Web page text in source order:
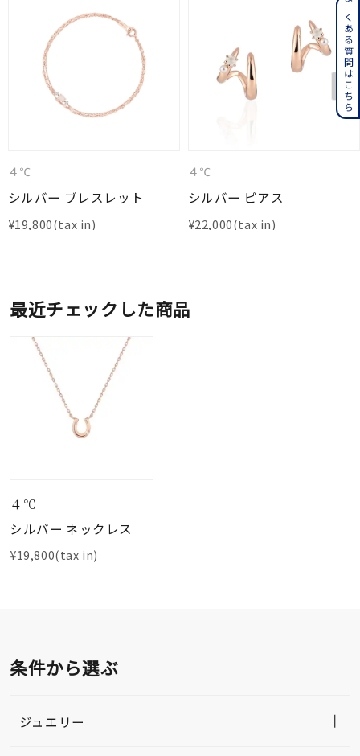
４℃
シルバー ブレスレット
¥19,800
４℃
シルバー ピアス
¥22,000
最近チェックした商品
４℃
シルバー ネックレス
¥19,800(tax in)
条件から選ぶ
ジュエリー
よくある質問はこちら